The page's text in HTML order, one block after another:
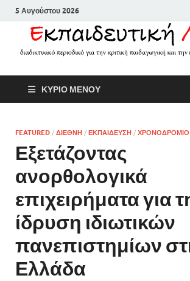
5 Αυγούστου 2026
κριτική
κοινωνική
ΚΥΡΙΟ ΜΕΝΟΥ
FEATURED / ΔΙΕΘΝΗ / ΕΚΠΑΙΔΕΥΣΗ / ΧΡΟΝΟΔΡΟΜΙΟ
Εξετάζοντας
ανορθολογικά
επιχειρήματα για
ίδρυση ιδιωτικών
πανεπιστημίων
Ελλάδα